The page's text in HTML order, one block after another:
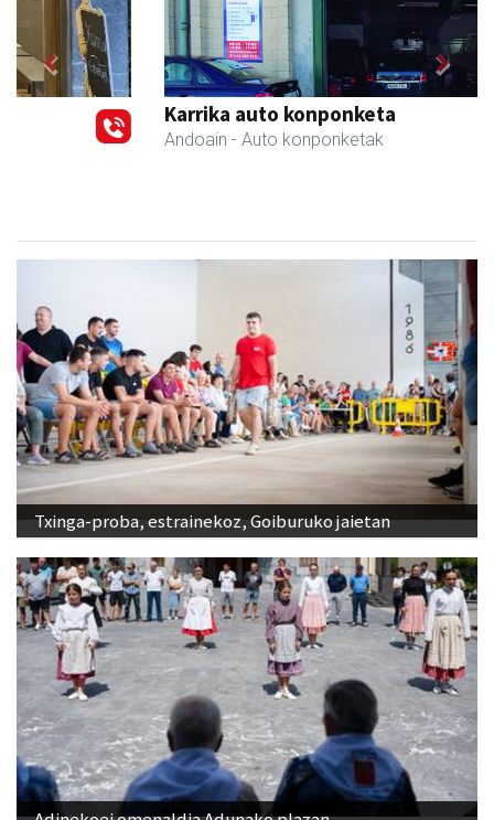
Karrika auto konponketa
- Auto konponketak
Previous Next
Txinga-proba, estrainekoz, Goiburuko jaietan